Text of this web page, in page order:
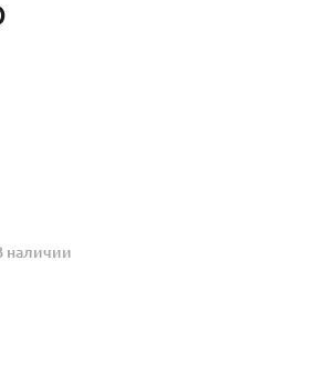
наличии